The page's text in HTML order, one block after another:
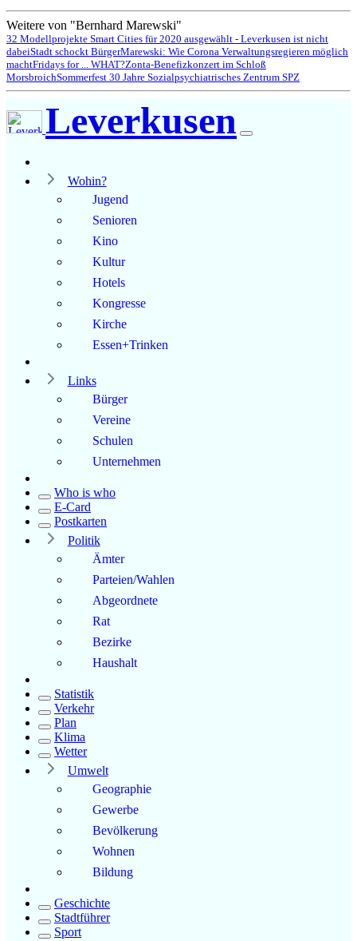
Weitere von "Bernhard Marewski"
32 Modellprojekte Smart Cities für 2020 ausgewählt - Leverkusen ist nicht
dabeiStadt schockt BürgerMarewski: Wie Corona Verwaltungsregieren möglich
machtFridays for ... WHAT?Zonta-Benefizkonzert im Schloß
MorsbroichSommerfest 30 Jahre Sozialpsychiatrisches Zentrum SPZ
Leverkusen
Wohin?
Jugend
Senioren
Kino
Kultur
Hotels
Kongresse
Kirche
Essen+Trinken
Links
Bürger
Vereine
Schulen
Unternehmen
Who is who
E-Card
Postkarten
Politik
Ämter
Parteien/Wahlen
Abgeordnete
Rat
Bezirke
Haushalt
Statistik
Verkehr
Plan
Klima
Wetter
Umwelt
Geographie
Gewerbe
Bevölkerung
Wohnen
Bildung
Geschichte
Stadtführer
Sport